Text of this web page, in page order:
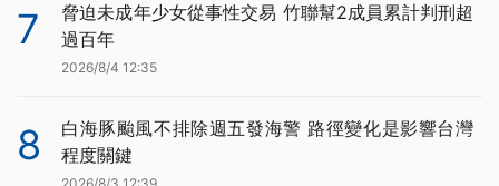
7
脅迫未成年少女從事性交易 竹聯幫2成員累計判刑超
過百年
2026/8/4 12:35
8
白海豚颱風不排除週五發海警 路徑變化是影響台灣
程度關鍵